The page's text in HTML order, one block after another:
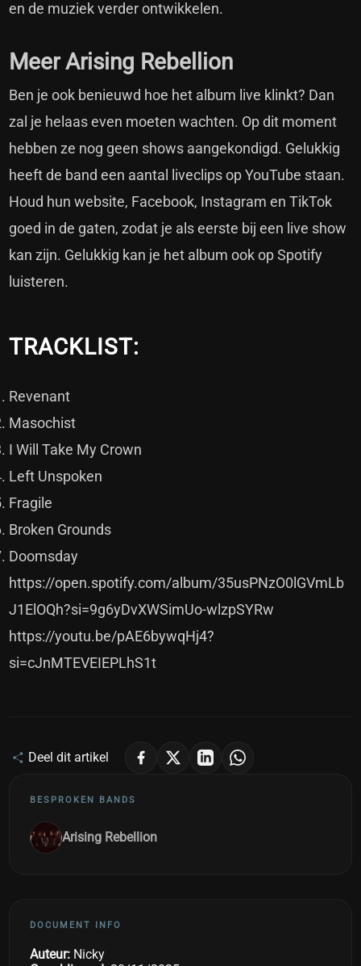
en de muziek verder ontwikkelen.
Meer Arising Rebellion
Ben je ook benieuwd hoe het album live klinkt? Dan
zal je helaas even moeten wachten. Op dit moment
hebben ze nog geen shows aangekondigd. Gelukkig
heeft de band een aantal liveclips op YouTube staan.
Houd hun website, Facebook, Instagram enTikTok
goed in de gaten, zodat je als eerste bij een live show
kan zijn. Gelukkig kan je het album ook opSpotify
luisteren.
TRACKLIST:
Revenant
Masochist
I Will Take My Crown
Left Unspoken
Fragile
Broken Grounds
Doomsday
https://open.spotify.com/album/35usPNzO0lGVmLb
J1ElOQh?si=9g6yDvXWSimUo-wlzpSYRw
https://youtu.be/pAE6bywqHj4?
si=cJnMTEVEIEPLhS1t
Deel dit artikel
BESPROKEN BANDS
Arising Rebellion
DOCUMENT INFO
Auteur: Nicky